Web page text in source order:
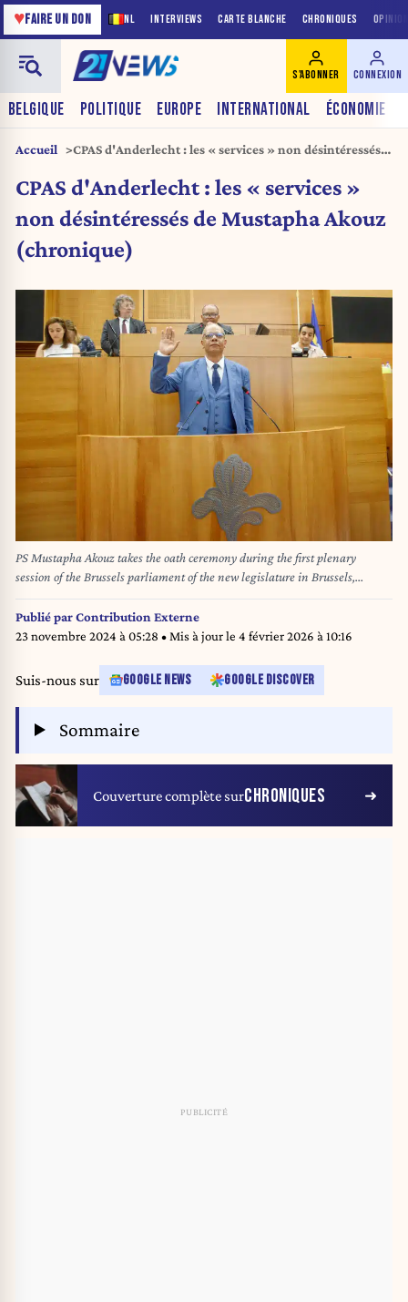
NL INTERVIEWS CARTE BLANCHE CHRONIQUES
♥FAIRE UN DON
BELGIQUE POLITIQUE EUROPE INTERNATIONAL ÉCONOMIE
S'ABONNER CONNEXION
Accueil
CPAS d'Anderlecht : les « services » non désintéressés
CPAS d'Anderlecht : les « services »
non désintéressés de Mustapha Akouz
(chronique)
PS Mustapha Akouz takes the oath ceremony during the first plenary
session of the Brussels parliament of the new legislature in Brussels,
Tuesday 25 June 2024. BELGA PHOTO HATIM KAGHAT
Publié parContribution Externe
23 novembre 2024 à 05:28 • Mis à jour le 4 février 2026 à 10:16
Suis-nous sur GOOGLE NEWS GOOGLE DISCOVER
Sommaire
Couverture complète surCHRONIQUES